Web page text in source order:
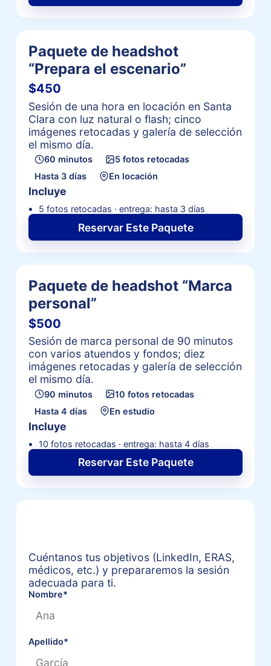
Paquete de headshot
“Prepara el escenario”
$450
Sesión de una hora en locación en Santa
Clara con luz natural o flash; cinco
imágenes retocadas y galería de selección
el mismo día.
60 minutos
5 fotos retocadas
Hasta 3 días
En locación
Incluye
5 fotos retocadas · entrega: hasta 3 días
Reservar Este Paquete
Paquete de headshot “Marca
personal”
$500
Sesión de marca personal de 90 minutos
con varios atuendos y fondos; diez
imágenes retocadas y galería de selección
el mismo día.
90 minutos
10 fotos retocadas
Hasta 4 días
En estudio
Incluye
10 fotos retocadas · entrega: hasta 4 días
Reservar Este Paquete
Cuéntanos tus objetivos (LinkedIn, ERAS,
médicos, etc.) y prepararemos la sesión
adecuada para ti.
Nombre*
Apellido*